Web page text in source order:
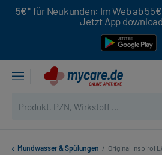
5€* für Neukunden: Im Web ab
Jetzt App
Mundwasser & Spülungen / Original Inspirol